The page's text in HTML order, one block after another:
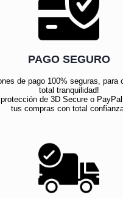
PAGO SEGURO
de pago 100% seguras, para
total tranquilidad!
protección de 3D Secure o
tus compras con total